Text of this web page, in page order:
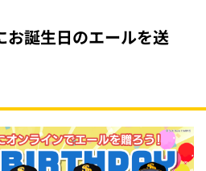
お誕生日のエールを送